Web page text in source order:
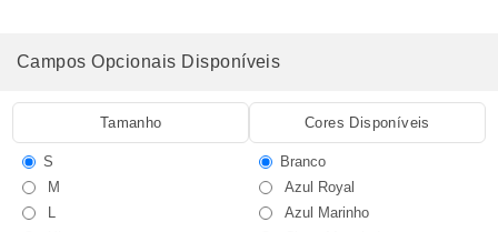
Campos Opcionais Disponíveis
Tamanho
S
M
L
Cores Disponíveis
Branco
Azul Royal
Azul Marinho